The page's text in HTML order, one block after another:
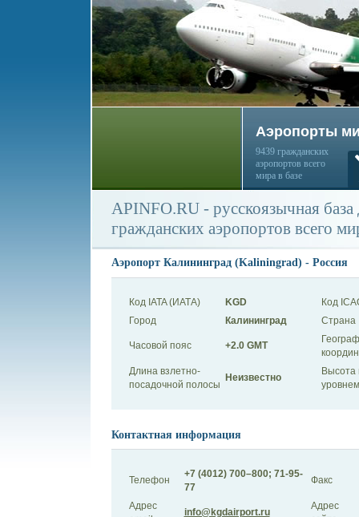
Аэропорты
9439 гражданских
аэропортов всего
мира в базе
APINFO.RU - русскоязычная
гражданских аэропортов всего
Аэропорт Калининград (Kaliningrad) - Россия
Код IATA (ИАТА) KGD
Код
Город
Калининград Страна
Часовой пояс +2.0 GMT
Длина взлетно-
посадочной полосы
Неизвестно
Высота
Контактная информация
Телефон
+7 (4012) 700–800; 71-95-
77
Факс
Адрес
info@kgdairport.ru
Адрес